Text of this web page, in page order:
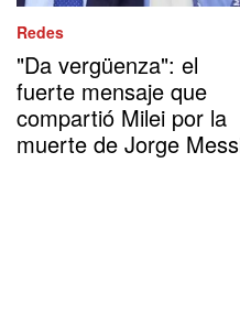
Redes
"Da vergüenza": el
fuerte mensaje que
compartió Milei por la
muerte de Jorge